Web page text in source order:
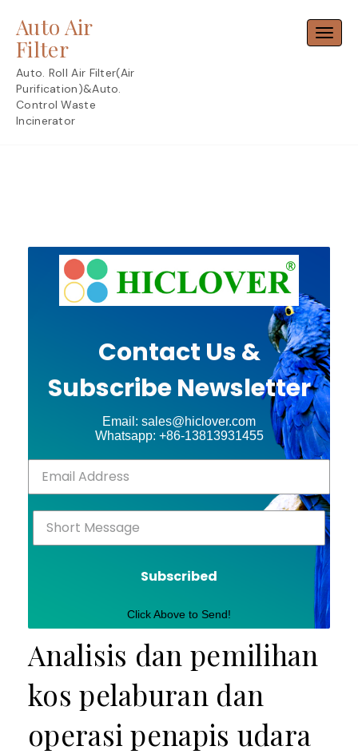
content
Auto Air
Filter
Auto. Roll Air Filter(Air
Purification)&Auto.
Control Waste
Incinerator
Contact Us &
Subscribe Newsletter
Email: sales@hiclover.com
Whatsapp: +86-13813931455
Subscribed
Click Above to Send!
Analisis dan pemilihan
kos pelaburan dan
operasi penapis udara